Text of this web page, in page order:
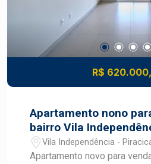
receber amigos e
facilitando o dia a dia. -
para churrasqueira, ideal
Proximidade a escolas,
farmácias e outras comodidades.
visita com um especialista
R$
Apartamento nono
bairro Vila
Vila Independência -
Apartamento novo para